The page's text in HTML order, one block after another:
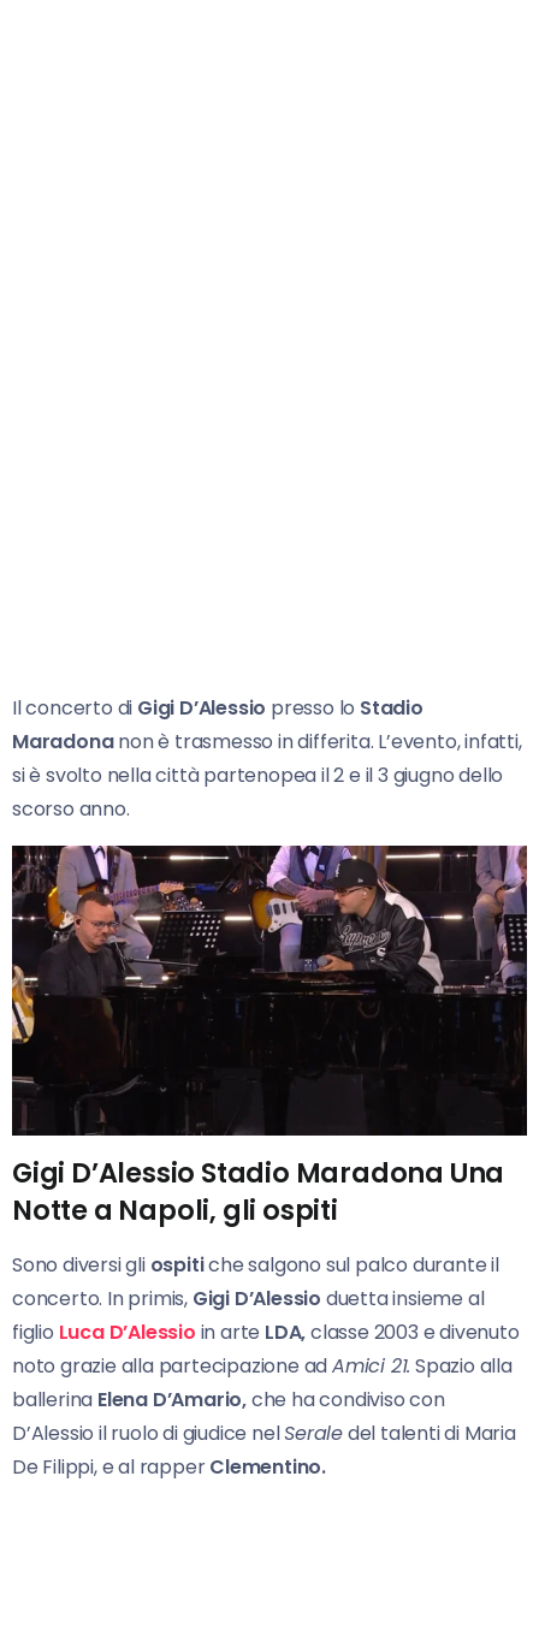
Il concerto di Gigi D’Alessio presso lo Stadio
Maradonanon è trasmesso in differita. L’evento, infatti,
si è svolto nella città partenopea il 2 e il 3 giugno dello
scorso anno.
Gigi D’Alessio Stadio Maradona Una
Notte a Napoli, gli ospiti
Sono diversi gli ospitiche salgono sul palco durante il
concerto. In primis, Gigi D’Alessio duetta insieme al
figlio Luca D’Alessio in arte LDA,classe 2003 e divenuto
noto grazie alla partecipazione adAmici 21. Spazio alla
ballerina Elena D’Amario,che ha condiviso con
D’Alessio il ruolo di giudice nelSeraledel talenti di Maria
De Filippi, e al rapperClementino.